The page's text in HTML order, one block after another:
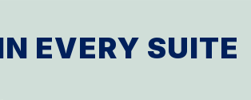
EVERY SUITE